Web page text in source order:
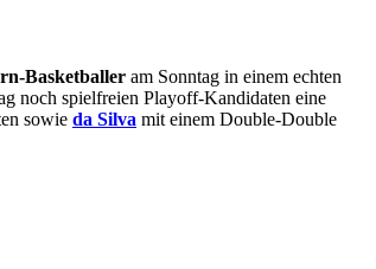
Basketballer am Sonntag in einem echten
noch spielfreien Playoff-Kandidaten eine
sowie da Silva mit einem Double-Double